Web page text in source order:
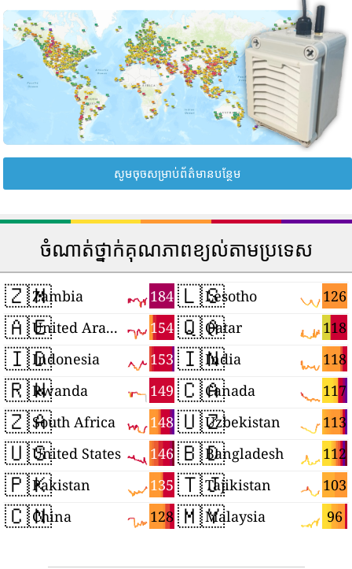
សូមចុចសម្រាប់ព័ត៌មានបន្ថែម
ចំណាត់ថ្នាក់គុណភាពខ្យល់តាមប្រទេស
🇿🇲 184
Zambia
🇦🇪 154
United Arab Emirates
🇮🇩 153
Indonesia
🇷🇼 149
Rwanda
🇿🇦 148
South Africa
🇺🇸 146
United States
🇵🇰 135
Pakistan
🇨🇳 128
China
🇱🇸 126
Lesotho
🇶🇦 118
Qatar
🇮🇳 118
India
🇨🇦 117
Canada
🇺🇿 113
Uzbekistan
🇧🇩 112
Bangladesh
🇹🇯 103
Tajikistan
🇲🇾 96
Malaysia